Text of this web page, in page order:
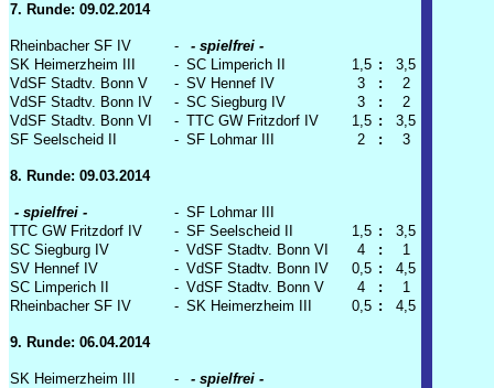
7. Runde: 09.02.2014
Rheinbacher SF IV -
- spielfrei -
SK Heimerzheim III
- SC Limperich II 1,5 :
3,5
VdSF Stadtv. Bonn V
- SV Hennef IV 3 :
2
VdSF Stadtv. Bonn IV
- SC Siegburg IV 3 :
2
VdSF Stadtv. Bonn VI
- TTC GW Fritzdorf IV 1,5 :
3,5
SF Seelscheid II
- SF Lohmar III 2 : 3
8. Runde: 09.03.2014
- spielfrei - - SF Lohmar III
TTC GW Fritzdorf IV
- SF Seelscheid II 1,5 :
3,5
SC Siegburg IV
- VdSF Stadtv. Bonn VI 4 :
1
SV Hennef IV
- VdSF Stadtv. Bonn IV 0,5 :
4,5
SC Limperich II
- VdSF Stadtv. Bonn V 4 :
1
Rheinbacher SF IV
- SK Heimerzheim III 0,5 : 4,5
9. Runde: 06.04.2014
SK Heimerzheim III -
- spielfrei -